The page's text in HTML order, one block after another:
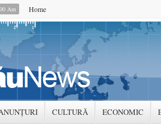
Am Home
CULTURĂ ECONOMIC